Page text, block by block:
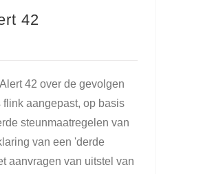
42
42 over de gevolgen
aangepast, op basis
steunmaatregelen van
van een 'derde
aanvragen van uitstel van